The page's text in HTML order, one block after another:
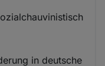
in deutsche